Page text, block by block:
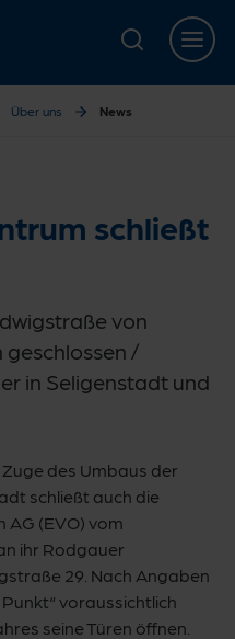
springen
Über uns News
schließt
von
/
in Seligenstadt und
Zuge des Umbaus der
schließt auch die
(EVO) vom
ihr Rodgauer
29. Nach Angaben
voraussichtlich
seine Türen öffnen.